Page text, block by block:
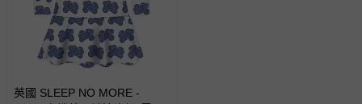
英國 SLEEP NO MORE -